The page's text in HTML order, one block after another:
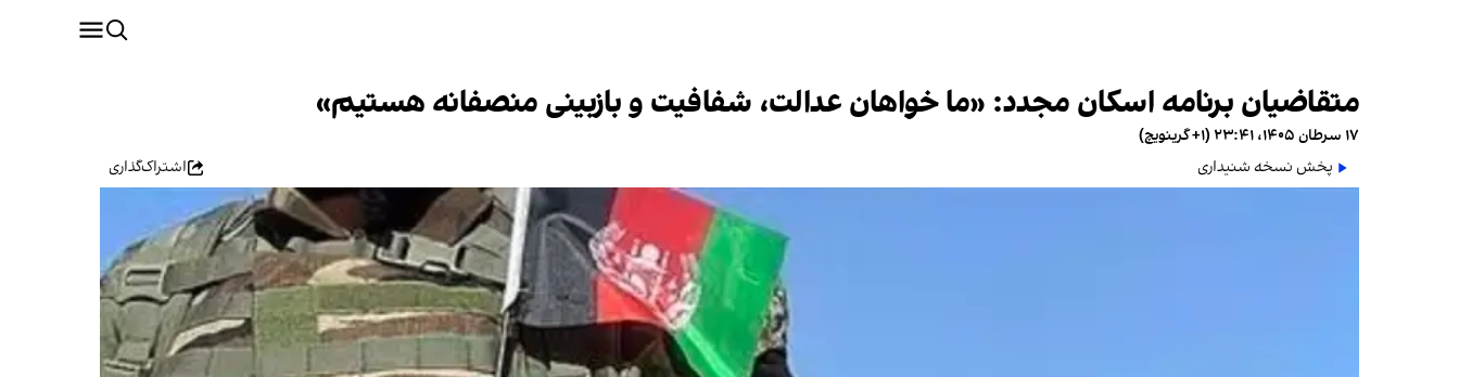
متقاضیان برنامه اسکان مجدد: «ما خواهان عدالت، شفافیت و بازبینی منصفانه هستیم»
۱۷ سرطان ۱۴۰۵، ۲۳:۴۱ (‎+۱ گرینویچ)
پخش نسخه شنیداری
اشتراک‌گذاری